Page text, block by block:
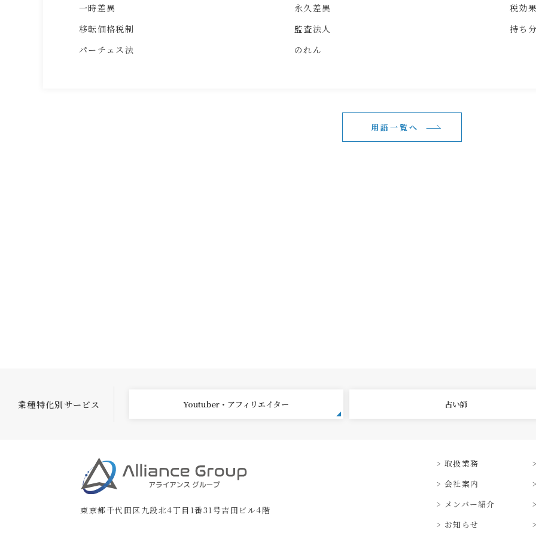
一時差異
永久差異
税効
移転価格税制
監査法人
持ち
パーチェス法
のれん
用語一覧へ
業種特化別サービス Youtuber・アフィリエイター 占い師
東京都千代田区九段北4丁目1番31号吉田ビル4階
取扱業務
会社案内
メンバー紹介
お知らせ